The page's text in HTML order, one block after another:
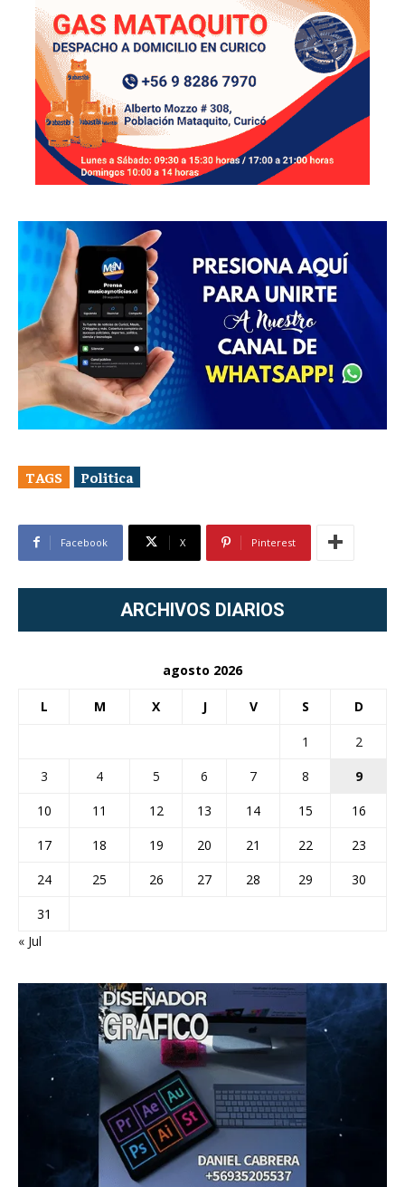
TAGS Politica
Facebook X Pinterest
ARCHIVOS DIARIOS
agosto 2026
L M X J V S D
1
2
3
4 5 6 7 8
9
10
11 12 13 14 15
16
17
18 19 20 21 22
23
24
25 26 27 28 29
30
31
« Jul